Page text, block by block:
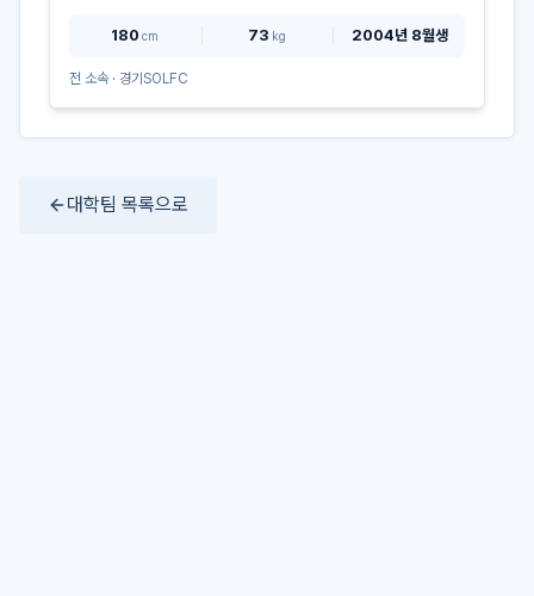
180 cm 73 kg 2004년 8월생
전 소속 · 경기SOLFC
대학팀 목록으로